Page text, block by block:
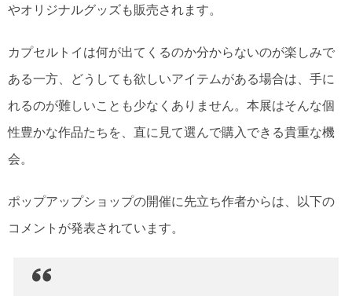
やオリジナルグッズも販売されます。
カプセルトイは何が出てくるのか分からないのが楽しみで
ある一方、どうしても欲しいアイテムがある場合は、手に
れるのが難しいことも少なくありません。本展はそんな個
性豊かな作品たちを、直に見て選んで購入できる貴重な機
会。
ポップアップショップの開催に先立ち作者からは、以下の
コメントが発表されています。